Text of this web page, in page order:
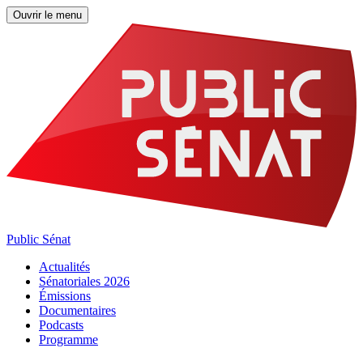
Ouvrir le menu
Public Sénat
Actualités
Sénatoriales 2026
Émissions
Documentaires
Podcasts
Programme